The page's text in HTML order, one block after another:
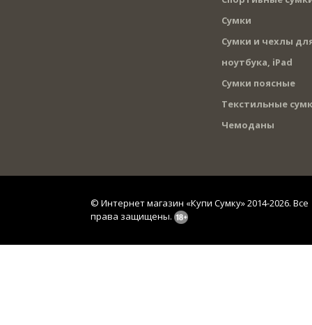
Сумки
Сумки и чехлы
ноутбука, iPad
Сумки поясные
Текстильные
Чемоданы
© Интернет магазин «Купи Сумку» 2014-2026. Все
права защищены.